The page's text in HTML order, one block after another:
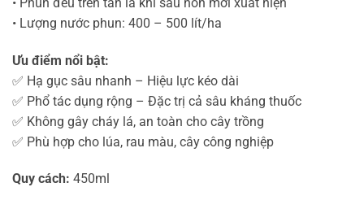
• Lượng nước phun: 400 – 500 lít/ha
Ưu điểm nổi bật:
✅ Hạ gục sâu nhanh – Hiệu lực kéo dài
✅ Phổ tác dụng rộng – Đặc trị cả sâu kháng thuốc
✅ Không gây cháy lá, an toàn cho cây trồng
✅ Phù hợp cho lúa, rau màu, cây công nghiệp
Quy cách: 450ml